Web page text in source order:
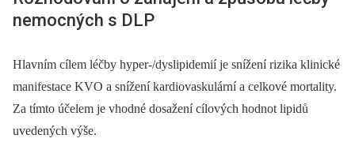
nemocných s DLP
Hlavním cílem léčby hyper-/dyslipidemií je snížení rizika klinické
manifestace KVO a snížení kardiovaskulární a celkové mortality.
Za tímto účelem je vhodné dosažení cílových hodnot lipidů
uvedených výše.